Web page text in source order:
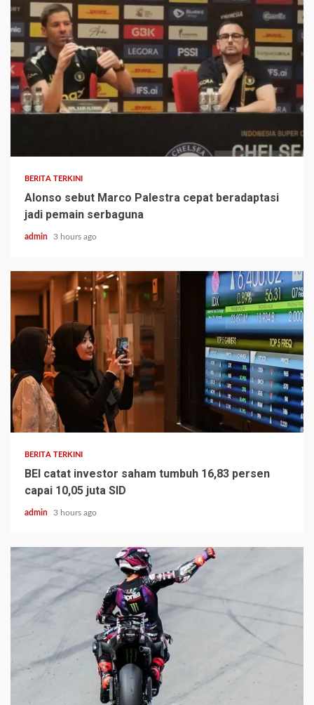
BERITA TERKINI
Alonso sebut Marco Palestra cepat beradaptasi
jadi pemain serbaguna
admin 3 hours ago
BERITA TERKINI
BEI catat investor saham tumbuh 16,83 persen
capai 10,05 juta SID
admin 3 hours ago